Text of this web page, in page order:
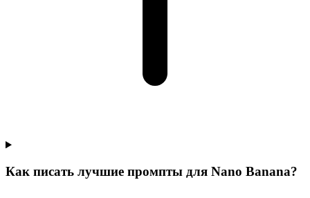
Как писать лучшие промпты для Nano Banana?